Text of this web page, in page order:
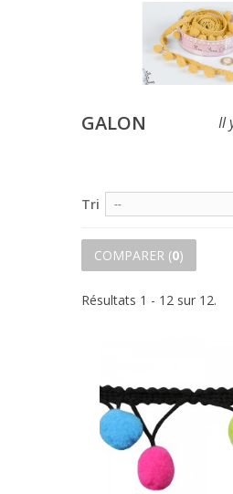
GALON Il
Tri --
COMPARER (0)
Résultats 1 - 12 sur 12.